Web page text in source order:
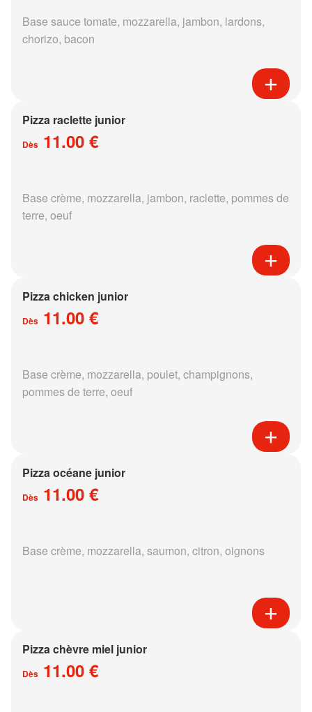
Base sauce tomate, mozzarella, jambon, lardons,
chorizo, bacon
Pizza raclette junior
Dès 11.00 €
Base crème, mozzarella, jambon, raclette, pommes de
terre, oeuf
Pizza chicken junior
Dès 11.00 €
Base crème, mozzarella, poulet, champignons,
pommes de terre, oeuf
Pizza océane junior
Dès 11.00 €
Base crème, mozzarella, saumon, citron, oignons
Pizza chèvre miel junior
Dès 11.00 €